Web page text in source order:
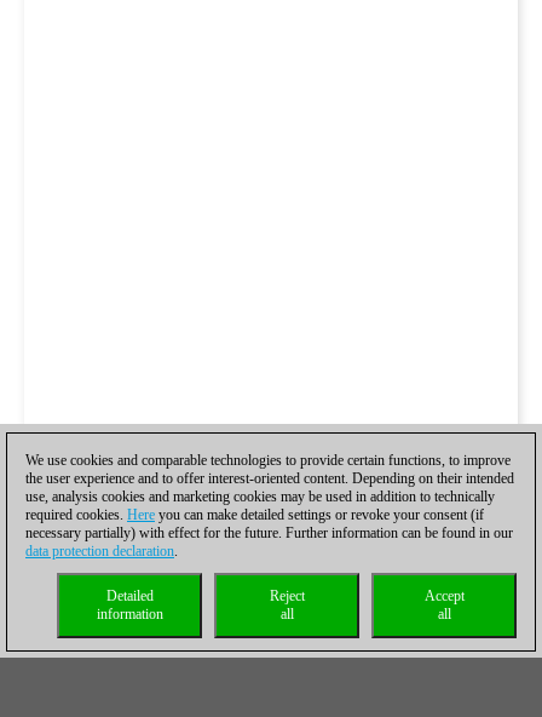
We use cookies and comparable technologies to provide certain functions, to improve
the user experience and to offer interest-oriented content. Depending on their intended
use, analysis cookies and marketing cookies may be used in addition to technically
required cookies. Here you can make detailed settings or revoke your consent (if
necessary partially) with effect for the future. Further information can be found in our
data protection declaration.
Accept
all
Reject
all
Detailed
information